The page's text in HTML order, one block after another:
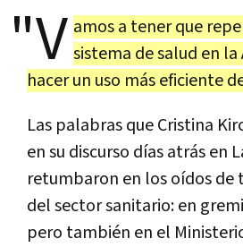
"V amos a tener que
sistema de salud en
hacer un uso más eficiente
Las palabras que Cristina
en su discurso días atrás en
retumbaron en los oídos de
del sector sanitario: en
pero también en el